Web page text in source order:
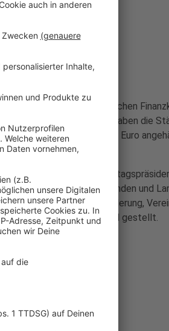
sich in einer historischen
Würde unserer Städte“ haben die
von rund elf Milliarden Euro
vor den Folgen.
Städte, Gemeinden und
Leistungen wie Kulturförderung,
auf den Prüfstand gestellt.
unter Druck